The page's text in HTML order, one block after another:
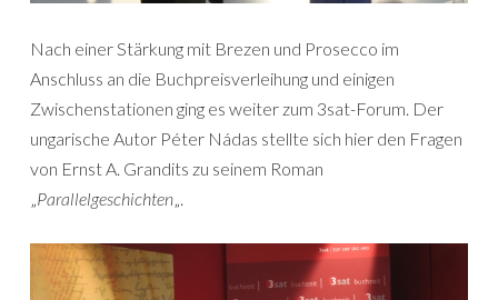
Nach einer Stärkung mit Brezen und Prosecco im
Anschluss an die Buchpreisverleihung und einigen
Zwischenstationen ging es weiter zum 3sat-Forum. Der
ungarische Autor Péter Nádas stellte sich hier den Fragen
von Ernst A. Grandits zu seinem Roman
„Parallelgeschichten„.